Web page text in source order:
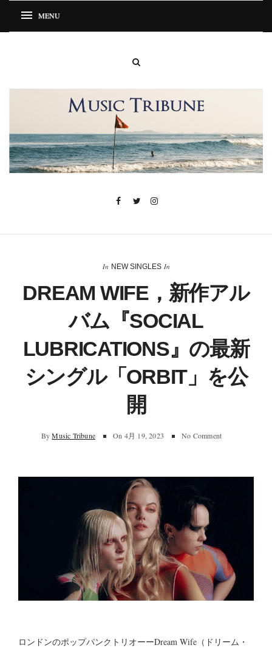
In NEW SINGLES In
DREAM WIFE，新作アル
バム『SOCIAL
LUBRICATIONS』の最新
シングル「ORBIT」を公
開
By Music Tribune On 4月 19, 2023 No Comment
ロンドンのポップパンクトリオーーDream Wife（ドリーム・